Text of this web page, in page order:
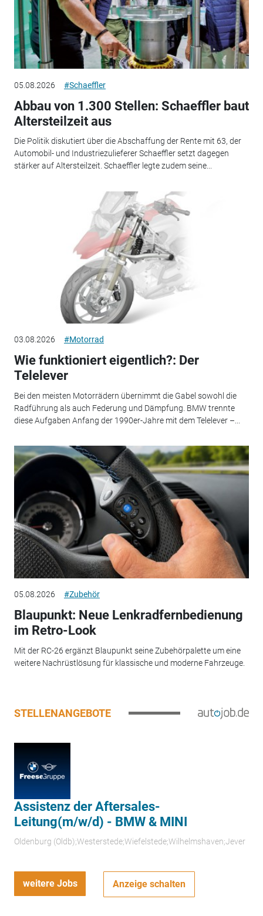
05.08.2026 #Schaeffler
Abbau von 1.300 Stellen: Schaeffler baut
Altersteilzeit aus
Die Politik diskutiert über die Abschaffung der Rente mit 63, der
Automobil- und Industriezulieferer Schaeffler setzt dagegen
stärker auf Altersteilzeit. Schaeffler legte zudem seine...
03.08.2026 #Motorrad
Wie funktioniert eigentlich?: Der
Telelever
Bei den meisten Motorrädern übernimmt die Gabel sowohl die
Radführung als auch Federung und Dämpfung. BMW trennte
diese Aufgaben Anfang der 1990er-Jahre mit dem Telelever –...
05.08.2026 #Zubehör
Blaupunkt: Neue Lenkradfernbedienung
im Retro-Look
Mit der RC-26 ergänzt Blaupunkt seine Zubehörpalette um eine
weitere Nachrüstlösung für klassische und moderne Fahrzeuge.
STELLENANGEBOTE
Assistenz der Aftersales-
Leitung(m/w/d) - BMW & MINI
Oldenburg (Oldb);Westerstede;Wiefelstede;Wilhelmshaven;Jever
weitere Jobs Anzeige schalten